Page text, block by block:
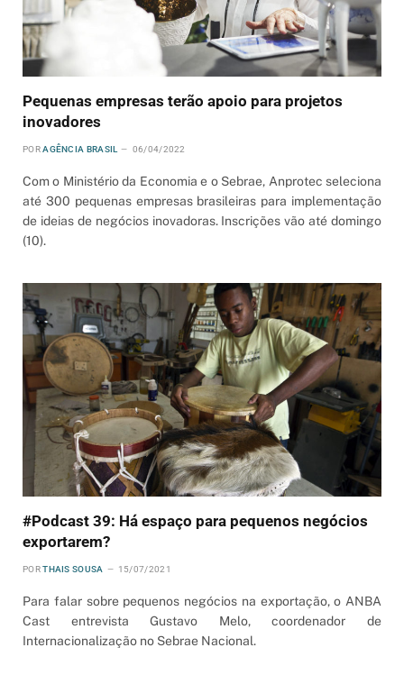
Pequenas empresas terão apoio para projetos
inovadores
POR AGÊNCIA BRASIL 06/04/2022
Com o Ministério da Economia e o Sebrae, Anprotec seleciona
até 300 pequenas empresas brasileiras para implementação
de ideias de negócios inovadoras. Inscrições vão até domingo
(10).
#Podcast 39: Há espaço para pequenos negócios
exportarem?
POR THAIS SOUSA 15/07/2021
Para falar sobre pequenos negócios na exportação, o ANBA
Cast entrevista Gustavo Melo, coordenador de
Internacionalização no Sebrae Nacional.